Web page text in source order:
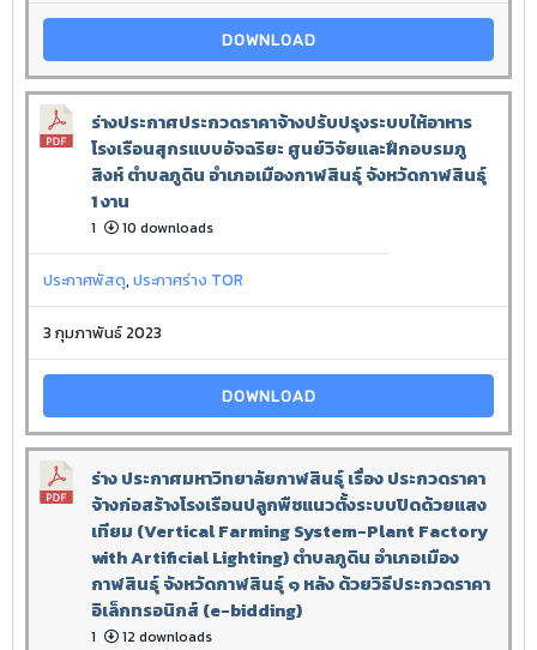
DOWNLOAD
ร่างประกาศประกวดราคาจ้างปรับปรุงระบบให้อาหาร
โรงเรือนสุกรแบบอัจฉริยะ ศูนย์วิจัยและฝึกอบรมภู
สิงห์ ตำบลภูดิน อำเภอเมืองกาฬสินธุ์ จังหวัดกาฬสินธุ์
1 งาน
1 10 downloads
ประกาศพัสดุ,ประกาศร่าง TOR
3 กุมภาพันธ์ 2023
DOWNLOAD
ร่าง ประกาศมหาวิทยาลัยกาฬสินธุ์ เรื่อง ประกวดราคา
จ้างก่อสร้างโรงเรือนปลูกพืชแนวตั้งระบบปิดด้วยแสง
เทียม (Vertical Farming System-Plant Factory
with Artificial Lighting) ตำบลภูดิน อำเภอเมือง
กาฬสินธุ์ จังหวัดกาฬสินธุ์ ๑ หลัง ด้วยวิธีประกวดราคา
อิเล็กทรอนิกส์ (e-bidding)
1 12 downloads